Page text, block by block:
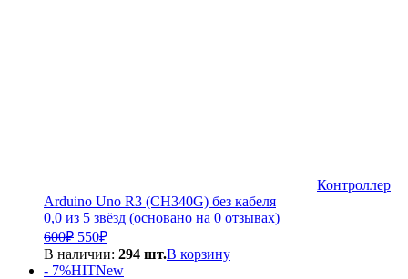
Контроллер
Arduino Uno R3 (CH340G) без кабеля
0,0 из 5 звёзд (основано на 0 отзывах)
600₽ Первоначальная
цена
составляла
550₽Текущая
цена:
550₽.
В наличии: 294 шт.В корзину
- 7%HITNew